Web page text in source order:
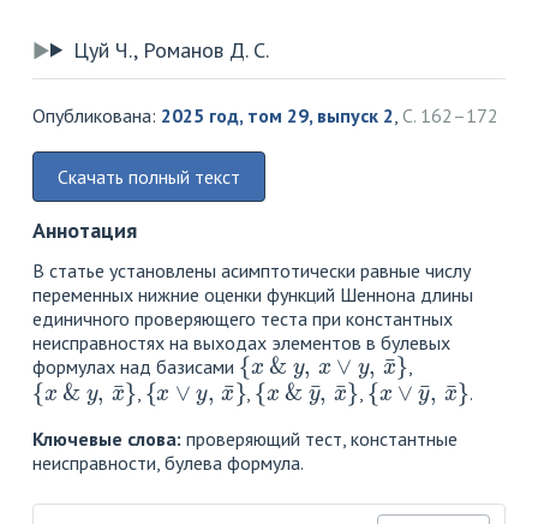
Цуй Ч., Романов Д. С.
Опубликована: 2025 год, том 29, выпуск 2, С. 162–172
Скачать полный текст
Аннотация
В статье установлены асимптотически равные числу
переменных нижние оценки функций Шеннона длины
единичного проверяющего теста при константных
неисправностях на выходах элементов в булевых
формулах над базисами
{x&y,x∨y,x¯ }
,
{x&y,x¯}
,
{x∨y,x¯}
,
{x&y¯ ,x ¯}
,
{x∨y }
.
Ключевые слова: проверяющий тест, константные
неисправности, булева формула.